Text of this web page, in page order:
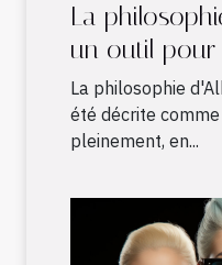
La
un outil pour
notre monde
La philosophie
été décrite
pleinement, en...